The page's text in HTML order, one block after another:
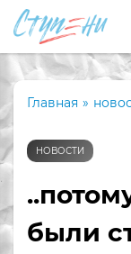
Главная »
НОВОСТИ
были